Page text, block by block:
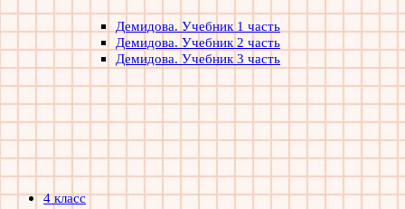
Демидова. Учебник 1 часть
Демидова. Учебник 2 часть
Демидова. Учебник 3 часть
4 класс